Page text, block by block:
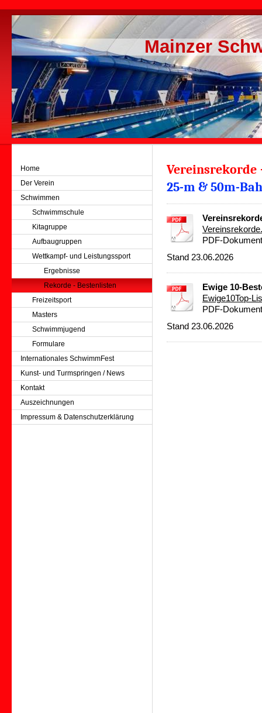
Mainzer
Home
Der Verein
Schwimmen
Schwimmschule
Kitagruppe
Aufbaugruppen
Wettkampf- und Leistungssport
Ergebnisse
Rekorde - Bestenlisten
Freizeitsport
Masters
Schwimmjugend
Formulare
Internationales SchwimmFest
Kunst- und Turmspringen / News
Kontakt
Auszeichnungen
Impressum & Datenschutzerklärung
Vereinsrekorde
25-m & 50m-
PDF-
Stand 23.06.2026
Ewige 10-
Ewige10Top-
PDF-
Stand 23.06.2026